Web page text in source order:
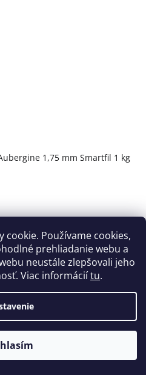
Používame cookies,
prehliadanie webu a
neustále zlepšovali jeho
Viac informáciítu.
1,75 mm Smartfil 1 kg
Do košíka